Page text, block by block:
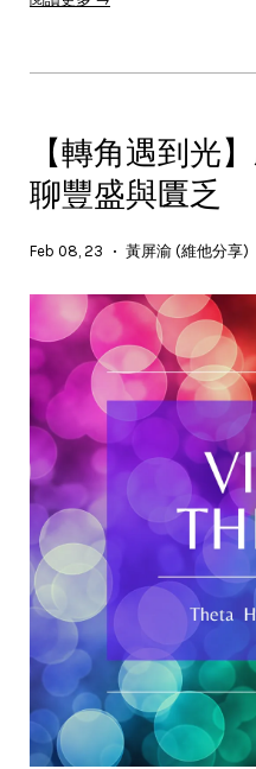
【轉角遇到光
聊豐盛與匱乏
Feb 08, 23 • 黃屏渝 (維他分享)